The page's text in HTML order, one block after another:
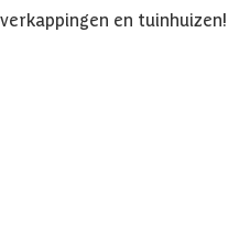
en tuinhuizen!